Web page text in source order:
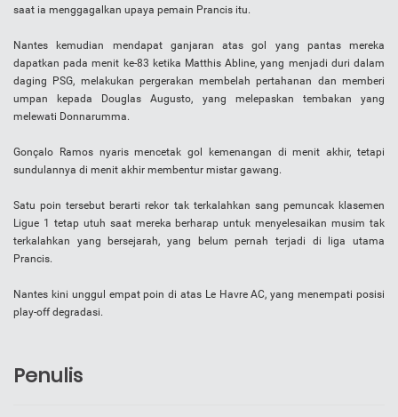
saat ia menggagalkan upaya pemain Prancis itu.
Nantes kemudian mendapat ganjaran atas gol yang pantas mereka
dapatkan pada menit ke-83 ketika Matthis Abline, yang menjadi duri dalam
daging PSG, melakukan pergerakan membelah pertahanan dan memberi
umpan kepada Douglas Augusto, yang melepaskan tembakan yang
melewati Donnarumma.
Gonçalo Ramos nyaris mencetak gol kemenangan di menit akhir, tetapi
sundulannya di menit akhir membentur mistar gawang.
Satu poin tersebut berarti rekor tak terkalahkan sang pemuncak klasemen
Ligue 1 tetap utuh saat mereka berharap untuk menyelesaikan musim tak
terkalahkan yang bersejarah, yang belum pernah terjadi di liga utama
Prancis.
Nantes kini unggul empat poin di atas Le Havre AC, yang menempati posisi
play-off degradasi.
Penulis